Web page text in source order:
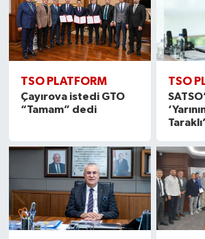
TSO PLATFORM
Çayırova istedi GTO
“Tamam” dedi
TSO